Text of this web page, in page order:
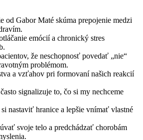
od Gabor Maté skúma prepojenie medzi
emócií a chronický stres
že neschopnosť povedať „nie“
problémom.
a vzťahov pri formovaní našich reakcií
signalizuje to, čo si my nechceme
nastaviť hranice a lepšie vnímať vlastné
svoje telo a predchádzať chorobám